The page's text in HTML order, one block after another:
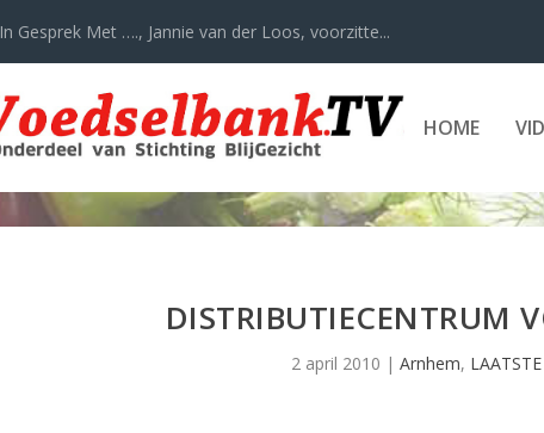
In Gesprek Met …., Jannie van der Loos, voorzitte...
HOME
DISTRIBUTIECENTRUM
2 april 2010 | Arnhem,